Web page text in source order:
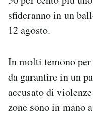
sfideranno in un
12 agosto.
In molti temono
da garantire in un
accusato di
zone sono in mano